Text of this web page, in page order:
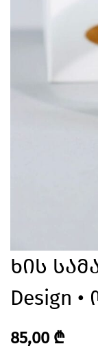
Ხის
Design
85,00 ₾